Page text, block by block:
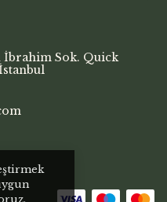
İbrahim Sok. Quick